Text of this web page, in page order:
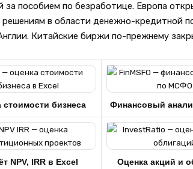
за пособием по безработице. Европа
решениям в области денежно-кредитной
Китайские биржи по-прежнему
стоимости бизнеса Финансовый
NPV, IRR в Excel Оценка акций и